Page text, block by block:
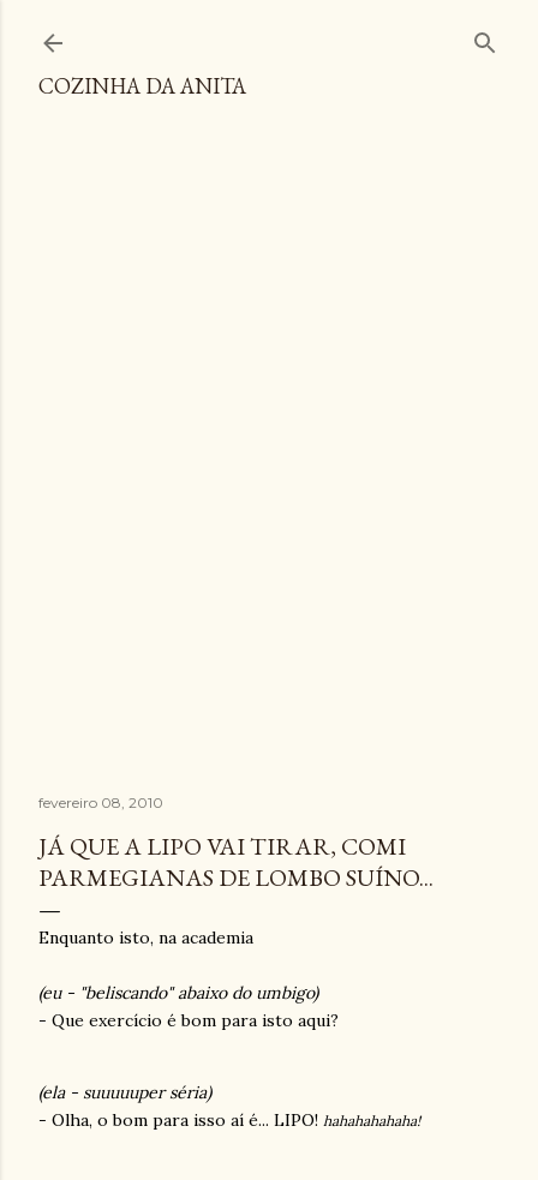
COZINHA DA ANITA
fevereiro 08, 2010
JÁ QUE A LIPO VAI TIRAR, COMI
PARMEGIANAS DE LOMBO SUÍNO...
Enquanto isto, na academia
(eu - "beliscando" abaixo do umbigo)
- Que exercício é bom para isto aqui?
(ela - suuuuuper séria)
- Olha, o bom para isso aí é... LIPO! hahahahahaha!